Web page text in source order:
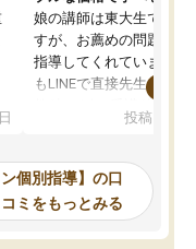
娘の講師は東大生では無
すが、お薦めの問題集や
指導してくれています。
もLINEで直接先生に質問
めれるので、個人に合
いなのがあり(有料)、受
ことをどんなスケジュー
くか相談したのですが、
ち期待したものではなく
投稿日：
個別指導】の口
コミをもっとみる